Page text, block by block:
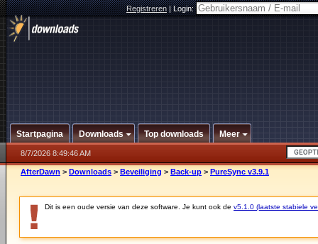
Registreren|Login:
Startpagina Downloads Top downloads Meer
8/7/2026 8:49:46 AM
AfterDawn > Downloads > Beveiliging > Back-up > PureSync v3.9.1
Dit is een oude versie van deze software. Je kunt ook de v5.1.0 (laatste stabiele